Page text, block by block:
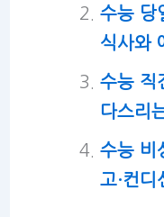
수능 당
식사와
수능 직
다스리
수능 비
고·컨